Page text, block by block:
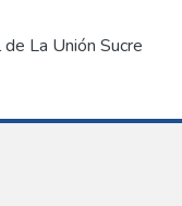
La Unión Sucre